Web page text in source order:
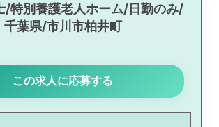
/特別養護老人ホーム/日勤のみ/
千葉県/市川市柏井町
この求人に応募する